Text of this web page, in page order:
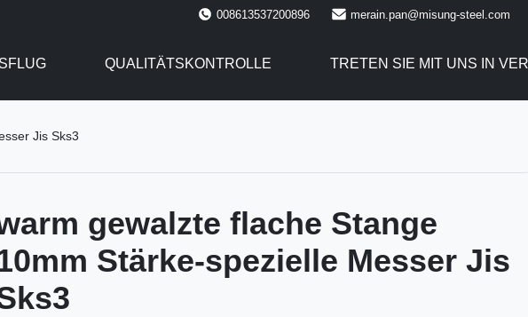
008613537200896 merain.pan@misung-steel.com
QUALITÄTSKONTROLLE TRETEN SIE MIT UNS IN
Jis Sks3
gewalzte flache Stange
Stärke-spezielle Messer Jis